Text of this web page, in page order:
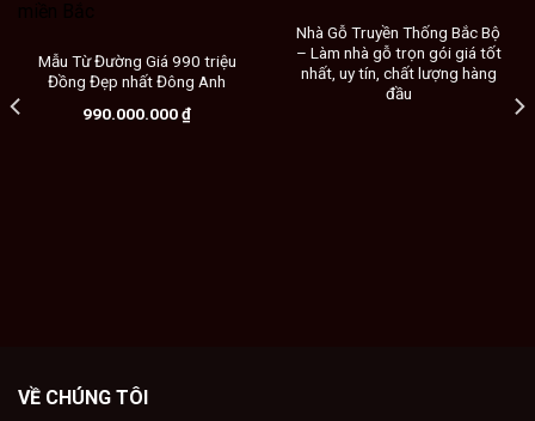
Mẫu Từ Đường Giá 990 triệu
Đồng Đẹp nhất Đông Anh
990.000.000₫
Nhà Gỗ Truyền Thống Bắc Bộ
– Làm nhà gỗ trọn gói giá tốt
nhất, uy tín, chất lượng hàng
đầu
VỀ CHÚNG TÔI